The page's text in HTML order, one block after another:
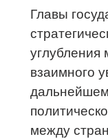
Главы
углубления
взаимного
между